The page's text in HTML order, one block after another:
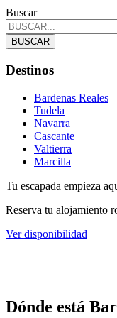
Buscar
BUSCAR
Destinos
Bardenas Reales
Tudela
Navarra
Cascante
Valtierra
Marcilla
Tu escapada empieza
Reserva tu alojamiento
Ver disponibilidad
Dónde está